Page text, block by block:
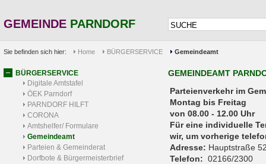
GEMEINDE PARNDORF
Sie befinden sich hier: Home BÜRGERSERVICE Gemeindeamt
BÜRGERSERVICE
Digitale Amtstafel
ÖEK Parndorf
PARNDORF HILFT
CORONA
Amtshelfer/ Formulare
Gemeindeamt
Parteien & Gemeinderat
Dorfbote & Bürgermeisterbrief
GEMEINDEAMT
Parteienverkehr
Montag bis Freitag
von 08.00 - 12.00 Uhr
Für eine individuelle
wir, um vorherige
Adresse: Hauptstraße
Telefon: 02166/2300